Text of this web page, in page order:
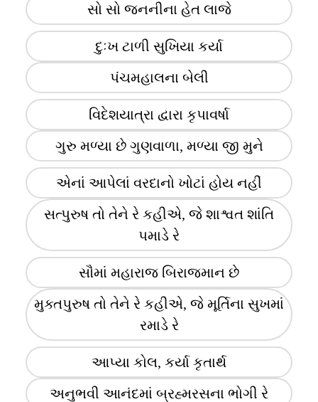
સો સો જનનીના હેત લાજે
દુઃખ ટાળી સુખિયા કર્યા
પંચમહાલના બેલી
વિદેશયાત્રા દ્વારા કૃપાવર્ષા
ગુરુ મળ્યા છે ગુણવાળા, મળ્યા જી મુને
એનાં આપેલાં વરદાનો ખોટાં હોય નહીં
સત્પુરુષ તો તેને રે કહીએ, જે શાશ્વત શાંતિ
પમાડે રે
સૌમાં મહારાજ બિરાજમાન છે
મુક્તપુરુષ તો તેને રે કહીએ, જે મૂર્તિના સુખમાં
રમાડે રે
આપ્યા કોલ, કર્યા કૃતાર્થ
અનુભવી આનંદમાં બ્રહ્મરસના ભોગી રે